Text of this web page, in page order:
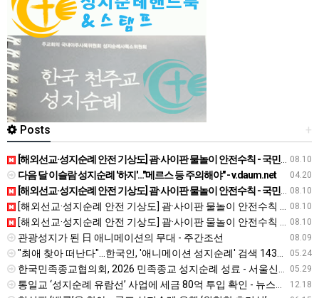
+
Posts
08.10
[해외선교·성지순례 안전 기상도] 괌·사이판 물놀이 안전수칙 - 국민일보
04.20
다음 달 이슬람 성지순례 '하지'…"메르스 등 주의해야" - v.daum.net
08.10
[해외선교·성지순례 안전 기상도] 괌·사이판 물놀이 안전수칙 - 국민일보
08.10
[해외선교·성지순례 안전 기상도] 괌·사이판 물놀이 안전수칙 - 국민일보
08.10
[해외선교·성지순례 안전 기상도] 괌·사이판 물놀이 안전수칙 - 국민일보
08.09
관광성지가 된 日 애니메이션의 무대 - 주간조선
05.24
"최애 찾아 떠난다"…한국인, '애니메이션 성지순례' 검색 143% 급증 - 뉴시스
05.29
한국민족종교협의회, 2026 민족종교 성지순례 성료 - 서울신문
12.18
통일교 ‘성지순례 유람선’ 사업에 세금 80억 투입 확인 - 뉴스타파